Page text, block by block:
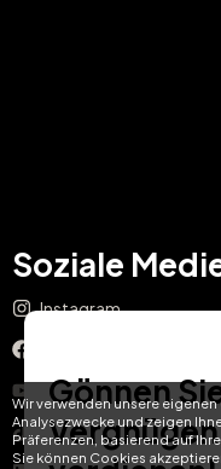
Wir verwenden unsere
Analysezwecke und zeigen
Präferenzen, basierend auf
Sie können Cookies
Soziale
Instagram
YouTube
TikTok
Gönnen